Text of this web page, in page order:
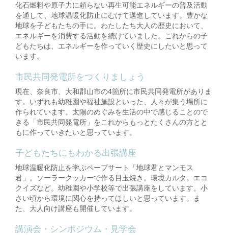
化石燃料や原子力に頼らない再生可能エネルギーの普及活動
を通して、地球温暖化防止にむけて邁進しています。豊かな
地球を子どもたちの手に。わたしたち大人の歴史において、
エネルギーを消費する活動を続けていました。これからの子
どもたちは、エネルギーを作っていく歴史にしたいと思って
います。
市民共同発電所をつくりましょう
現在、奈良市、大和郡山市の4箇所に市民共同発電所がありま
す。いずれも幼稚園や福祉施設といった、人々が集う場所に
作られています。太陽のめぐみを生活の中で感じることので
きる「市民共同発電所」をこれからもっとたくさんの方とと
もに作っていきたいと思っています。
子どもたちにもわかる出張講座
地球温暖化防止を学ぶペープサート「地球君とマンモス
君」。ソーラークッカーで作る目玉焼き。環境カルタ。エコ
クイズなど。幼稚園や小学校等で出張講座をしています。小
さい頃から環境に関心を持ってほしいと思っています。ま
た、大人向け講座も開催しています。
講演会・シンポジウム・見学会